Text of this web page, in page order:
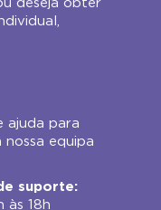
deseja obter
ajuda para
nossa equipa
suporte:
às 18h